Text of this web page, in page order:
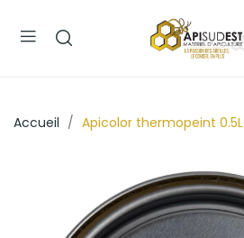
Accueil Apicolor thermopeint 0.5L